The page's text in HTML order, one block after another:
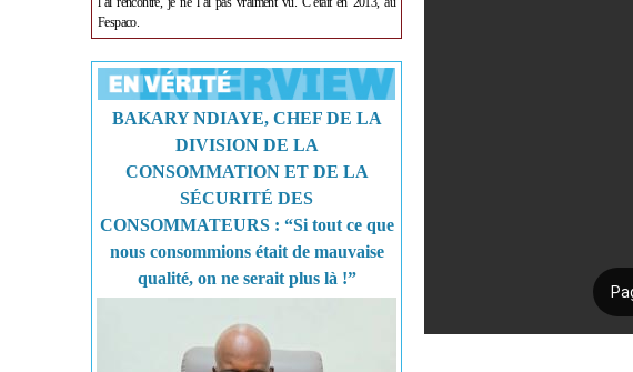
Fespaco.
BAKARY NDIAYE, CHEF DE LA
DIVISION DE LA
CONSOMMATION ET DE LA
SÉCURITÉ DES
CONSOMMATEURS : “Si tout ce que
nous consommions était de mauvaise
qualité, on ne serait plus là !”